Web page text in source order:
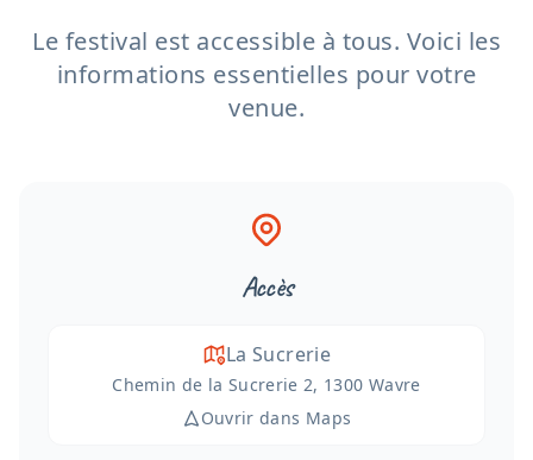
Le festival est accessible à tous. Voici les
informations essentielles pour votre
venue.
Accès
La Sucrerie
Chemin de la Sucrerie 2, 1300 Wavre
Ouvrir dans Maps